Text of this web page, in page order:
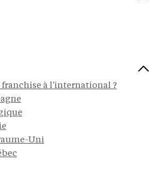
à l'international ?
Uni